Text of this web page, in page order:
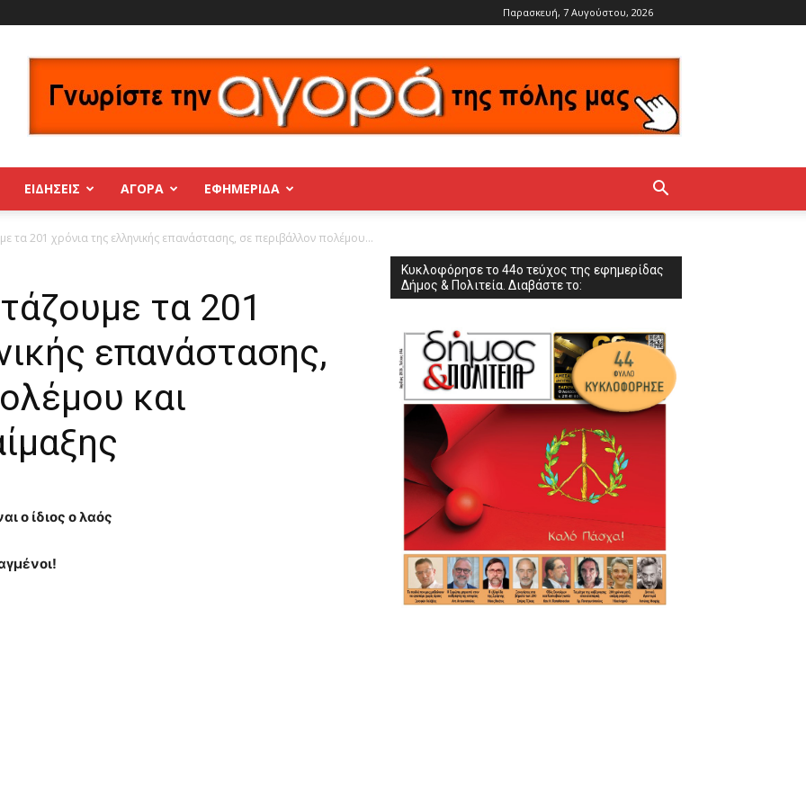
Παρασκευή, 7 Αυγούστου, 2026
ΕΙΔΗΣΕΙΣ ΑΓΟΡΑ ΕΦΗΜΕΡΊΔΑ
τα 201 χρόνια της ελληνικής επανάστασης, σε περιβάλλον πολέμου...
τα 201
επανάστασης,
και
ο ίδιος ο λαός
Κυκλοφόρησε το 44ο τεύχος της εφημερίδας
Δήμος & Πολιτεία. Διαβάστε το: